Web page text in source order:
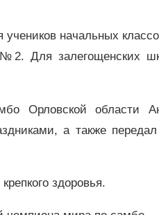
начальных
Для залегощенских
Орловской области
а также
здоровья.